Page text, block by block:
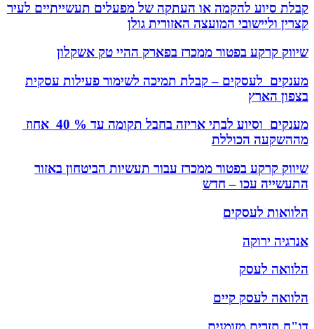
קבלת סיוע להקמה או העתקה של מפעלים תעשייתיים לעיר
קצרין וליישובי המועצה האזורית גולן
שיווק קרקע בפטור ממכרז בפארק ההיי טק אשקלון
מענקים לעסקים – קבלת תמיכה לשימור פעילות עסקית
בצפון הארץ
מענקים וסיוע לבתי אריזה בחבל תקומה עד % 40 אחוז
מההשקעה הכוללת
שיווק קרקע בפטור ממכרז עבור תעשיות הביטחון באזור
התעשייה עכו – חדש
הלוואות לעסקים
אנרגיה ירוקה
הלוואה לעסק
הלוואה לעסק קיים